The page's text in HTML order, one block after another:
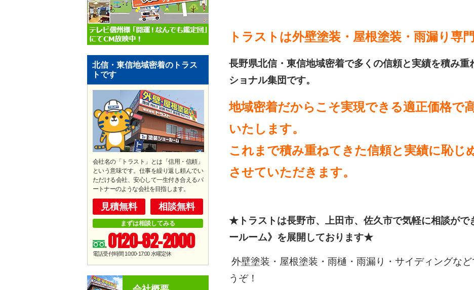
トラストは外壁塗装・屋根塗装・雨漏り専
長野県北信・東信地域密着で多くの信頼と実績を積み重
ショナル集団です。
地域密着だからこそ実現できる適正価格で
いたします。
これまで積み重ねてきた信頼と実績に恥じ
させていただきます。
★トラストは長野市、上田市、佐久市で気軽に相談がで
ールーム》を展開しております★
外壁塗装・屋根塗装・雨樋・雨漏り・サイディングな
うぞ！
北信・東信地域密着のトラス
トです
会社名の「トラスト」とは「信用・信頼」
という意味です。仕事を繰り返し頼んでい
ただける会社、安心して一生付き合えるパ
ートナーのような会社を目指します。
見積無料 相談無料
まずは相談してみる
0120-82-2000
電話受付時間 10:00-17:00水曜定休